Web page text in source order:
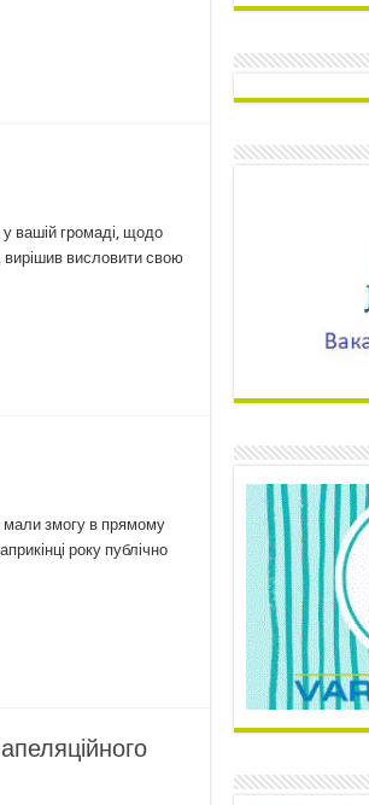
вашій громаді, щодо
висловити свою
мали змогу в прямому
року публічно